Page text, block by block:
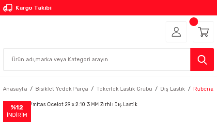
Kargo Takibi
Anasayfa Bisiklet Yedek Parça Tekerlek Lastik Grubu Dış Lastik Rubena/
%12
İNDİRİM